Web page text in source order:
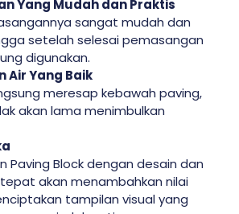
Yang Mudah dan Praktis
sangat mudah dan
setelah selesai pemasangan
digunakan.
Air Yang Baik
meresap kebawah paving,
akan lama menimbulkan
Paving Block dengan desain dan
akan menambahkan nilai
tampilan visual yang